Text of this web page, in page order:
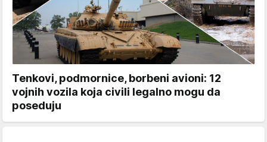
Tenkovi, podmornice, borbeni avioni: 12
vojnih vozila koja civili legalno mogu da
poseduju